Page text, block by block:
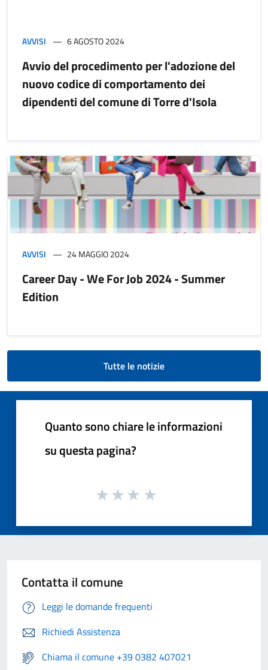
AVVISI 6 AGOSTO 2024
Avvio del procedimento per l'adozione del
nuovo codice di comportamento dei
dipendenti del comune di Torre d'Isola
AVVISI 24 MAGGIO 2024
Career Day - We For Job 2024 - Summer
Edition
Tutte le notizie
Quanto sono chiare le informazioni
su questa pagina?
Contatta il comune
Leggi le domande frequenti
Richiedi Assistenza
Chiama il comune +39 0382 407021